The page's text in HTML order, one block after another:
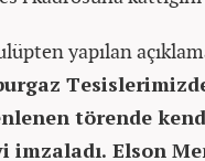
yapılan
törende
imzaladı. Elson